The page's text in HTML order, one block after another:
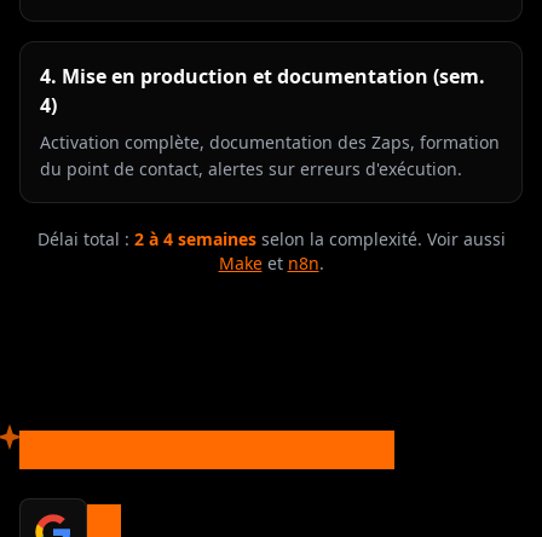
4. Mise en production et documentation (sem.
4)
Activation complète, documentation des Zaps, formation
du point de contact, alertes sur erreurs d'exécution.
Délai total : 2 à 4 semainesselon la complexité. Voir aussi
Make et n8n.